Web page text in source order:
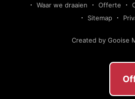
Waar we draaien
Offerte
Sitemap
Created by Gooise